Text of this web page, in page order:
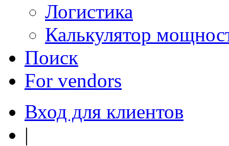
Логистика
Калькулятор
Поиск
For vendors
Вход для клиентов
|